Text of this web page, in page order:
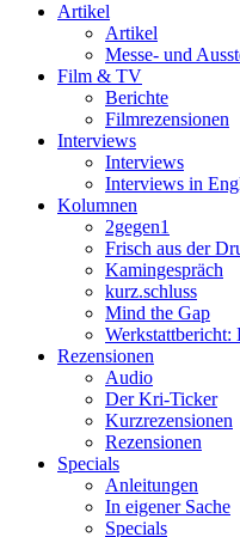
Artikel
Artikel
Messe- und
Film & TV
Berichte
Filmrezensionen
Interviews
Interviews
Interviews in
Kolumnen
2gegen1
Frisch aus der
Kamingespräch
kurz.schluss
Mind the Gap
Werkstattbericht:
Rezensionen
Audio
Der Kri-Ticker
Kurzrezensionen
Rezensionen
Specials
Anleitungen
In eigener Sache
Specials